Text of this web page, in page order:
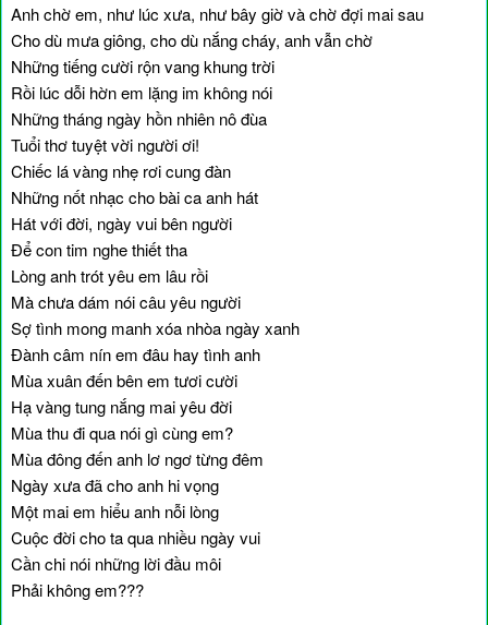
Anh chờ em, như lúc xưa, như bây giờ và chờ đợi mai sau
Cho dù mưa giông, cho dù nắng cháy, anh vẫn chờ
Những tiếng cười rộn vang khung trời
Rồi lúc dỗi hờn em lặng im không nói
Những tháng ngày hồn nhiên nô đùa
Tuổi thơ tuyệt vời người ơi!
Chiếc lá vàng nhẹ rơi cung đàn
Những nốt nhạc cho bài ca anh hát
Hát với đời, ngày vui bên người
Để con tim nghe thiết tha
Lòng anh trót yêu em lâu rồi
Mà chưa dám nói câu yêu người
Sợ tình mong manh xóa nhòa ngày xanh
Đành câm nín em đâu hay tình anh
Mùa xuân đến bên em tươi cười
Hạ vàng tung nắng mai yêu đời
Mùa thu đi qua nói gì cùng em?
Mùa đông đến anh lơ ngơ từng đêm
Ngày xưa đã cho anh hi vọng
Một mai em hiểu anh nỗi lòng
Cuộc đời cho ta qua nhiều ngày vui
Cần chi nói những lời đầu môi
Phải không em???